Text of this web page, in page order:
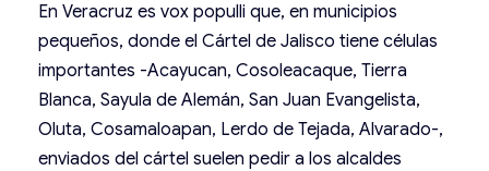
En Veracruz es vox populli que, en municipios
pequeños, donde el Cártel de Jalisco tiene células
importantes -Acayucan, Cosoleacaque, Tierra
Blanca, Sayula de Alemán, San Juan Evangelista,
Oluta, Cosamaloapan, Lerdo de Tejada, Alvarado-,
enviados del cártel suelen pedir a los alcaldes